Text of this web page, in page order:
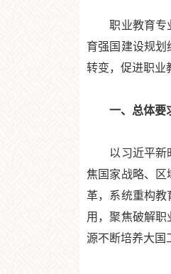
职业教育专业
育强国建设规
转变，促进职业
一、总体要
以习近平新时
焦国家战略、区
革，系统重构教
用，聚焦破解
源不断培养大国